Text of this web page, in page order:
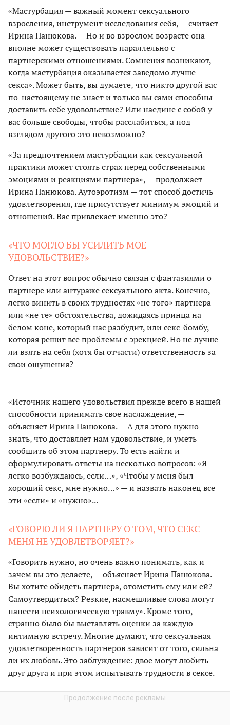
«Мастурбация — важный момент сексуального
взросления, инструмент исследования себя, — считает
Ирина Панюкова. — Но и во взрослом возрасте она
вполне может существовать параллельно с
партнерскими отношениями. Сомнения возникают,
когда мастурбация оказывается заведомо лучше
секса». Может быть, вы думаете, что никто другой вас
по-настоящему не знает и только вы сами способны
доставить себе удовольствие? Или наедине с собой у
вас больше свободы, чтобы расслабиться, а под
взглядом другого это невозможно?
«За предпочтением мастурбации как сексуальной
практики может стоять страх перед собственными
эмоциями и реакциями партнера», — продолжает
Ирина Панюкова. Аутоэротизм — тот способ достичь
удовлетворения, где присутствует минимум эмоций и
отношений. Вас привлекает именно это?
«ЧТО МОГЛО БЫ УСИЛИТЬ МОЕ
УДОВОЛЬСТВИЕ?»
Ответ на этот вопрос обычно связан с фантазиями о
партнере или антураже сексуального акта. Конечно,
легко винить в своих трудностях «не того» партнера
или «не те» обстоятельства, дожидаясь принца на
белом коне, который нас разбудит, или секс-бомбу,
которая решит все проблемы с эрекцией. Но не лучше
ли взять на себя (хотя бы отчасти) ответственность за
свои ощущения?
«Источник нашего удовольствия прежде всего в нашей
способности принимать свое наслаждение, —
объясняет Ирина Панюкова. — А для этого нужно
знать, что доставляет нам удовольствие, и уметь
сообщить об этом партнеру. То есть найти и
сформулировать ответы на несколько вопросов: «Я
легко возбуждаюсь, если…», «Чтобы у меня был
хороший секс, мне нужно…» — и назвать наконец все
эти «если» и «нужно»...
«ГОВОРЮ ЛИ Я ПАРТНЕРУ О ТОМ, ЧТО СЕКС
МЕНЯ НЕ УДОВЛЕТВОРЯЕТ?»
«Говорить нужно, но очень важно понимать, как и
зачем вы это делаете, — объясняет Ирина Панюкова. —
Вы хотите обидеть партнера, отомстить ему или ей?
Самоутвердиться? Резкие, насмешливые слова могут
нанести психологическую травму». Кроме того,
странно было бы выставлять оценки за каждую
интимную встречу. Многие думают, что сексуальная
удовлетворенность партнеров зависит от того, сильна
ли их любовь. Это заблуждение: двое могут любить
друг друга и при этом испытывать трудности в сексе.